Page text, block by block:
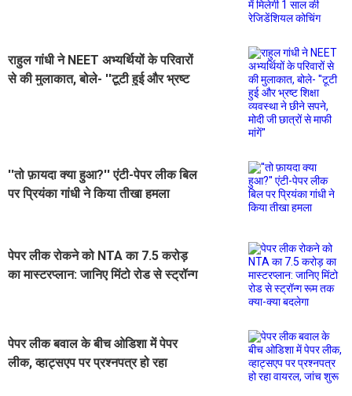
राहुल गांधी ने NEET अभ्यर्थियों के परिवारों
से की मुलाकात, बोले- ''टूटी हुई और भ्रष्ट
''तो फ़ायदा क्या हुआ?'' एंटी-पेपर लीक बिल
पर प्रियंका गांधी ने किया तीखा हमला
पेपर लीक रोकने को NTA का 7.5 करोड़
का मास्टरप्लान: जानिए मिंटो रोड से स्ट्रॉन्ग
पेपर लीक बवाल के बीच ओडिशा में पेपर
लीक, व्हाट्सएप पर प्रश्नपत्र हो रहा